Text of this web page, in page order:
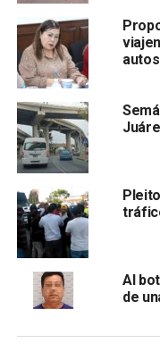
la mujer y le
Finalmente, se
de la mujer, quien
de vialidad, e indicó
continuar con su
Al
de